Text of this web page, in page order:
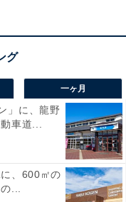
たが、さすがホテ
寧な作りで大満足
ぞれ楽しめました。
浴できました」と
のビュッフェや温泉
時間を自由に過ごし
一ヶ月
」に、龍野
車道...
、600㎡の
...